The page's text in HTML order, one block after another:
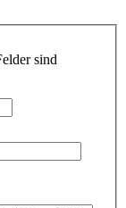
sind